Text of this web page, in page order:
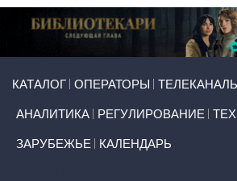
КАТАЛОГ ОПЕРАТОРЫ
АНАЛИТИКА РЕГУЛИРОВАНИЕ
ЗАРУБЕЖЬЕ КАЛЕНДАРЬ